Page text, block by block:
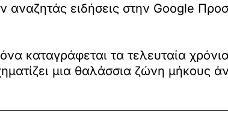
αναζητάς ειδήσεις στην Google
καταγράφεται τα τελευταία
μια θαλάσσια ζώνη μήκους